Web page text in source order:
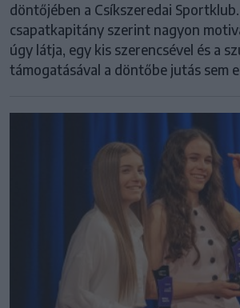
döntőjében a Csíkszeredai
csapatkapitány szerint nagyon
úgy látja, egy kis szerencsével és a
támogatásával a döntőbe jutás sem